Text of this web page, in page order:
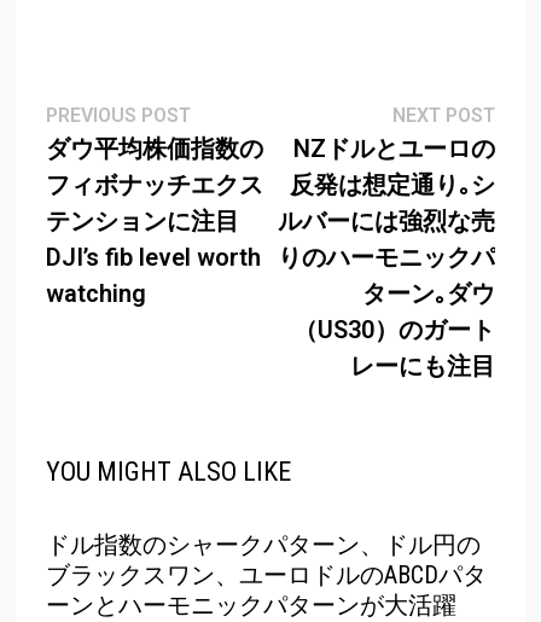
Post
navigation
PREVIOUS POSTPrevious
post:
ダウ平均株価指数の
フィボナッチエクス
テンションに注目
DJI’s fib level worth
watching
NEXT POSTNext
NZドルとユーロの
反発は想定通り｡シ
ルバーには強烈な売
りのハーモニックパ
ターン｡ダウ
（US30）のガート
レーにも注目
YOU MIGHT ALSO LIKE
ドル指数のシャークパターン、ドル円の
ブラックスワン、ユーロドルのABCDパタ
ーンとハーモニックパターンが大活躍